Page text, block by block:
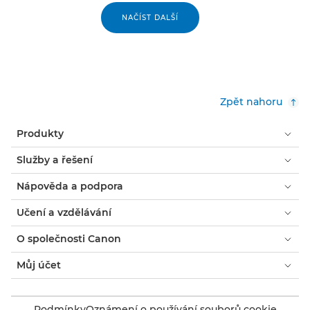
NAČÍST DALŠÍ
Zpět nahoru
Produkty
Služby a řešení
Nápověda a podpora
Učení a vzdělávání
O společnosti Canon
Můj účet